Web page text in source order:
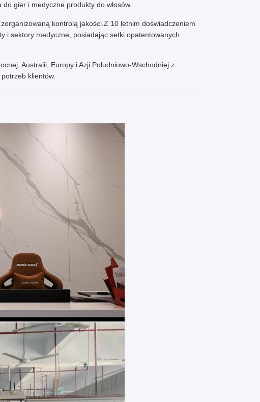
gier i medyczne produkty do włosów.
kontrolą jakości.Z 10 letnim doświadczeniem
i sektory medyczne, posiadając setki opatentowanych
Australii, Europy i Azji Południowo-Wschodniej.z
klientów.